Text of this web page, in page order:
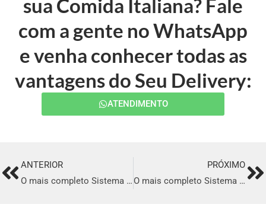
sua Comida Italiana? Fale
com a gente no WhatsApp
e venha conhecer todas as
vantagens do Seu Delivery:
ATENDIMENTO
PrevANTERIOR
O mais completo Sistema para Delivery de comida Italiana em Nova Lima
PRÓXIMO
O mais completo Sistema para Delivery de comida Italiana em Esteio